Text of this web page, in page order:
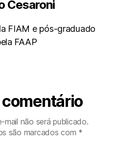
g
r
l
Cesaroni
FIAM e pós-graduado
FAAP
comentário
mail não será publicado.
são marcados com *